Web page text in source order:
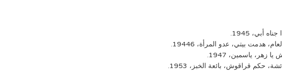
أبي، 1945.
هدمت بيتي، عدو المرأة، 19446.
زهر، ياسمين، 1947.
حكم قراقوش، بائعة الخبز، 1953.